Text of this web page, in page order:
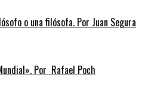
o una filósofa. Por Juan Segura
Por Rafael Poch